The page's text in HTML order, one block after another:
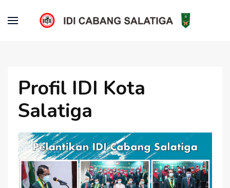
Profil IDI Kota
Salatiga